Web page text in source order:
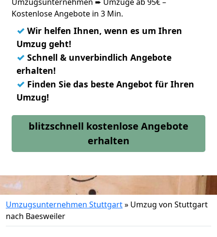
Kostenlose Angebote in 3 Min.
✓ Wir helfen Ihnen, wenn es um Ihren
Umzug geht!
✓ Schnell & unverbindlich Angebote
erhalten!
✓ Finden Sie das beste Angebot für Ihren
Umzug!
blitzschnell kostenlose Angebote
erhalten
Umzugsunternehmen Stuttgart» Umzug von Stuttgart
nach Baesweiler